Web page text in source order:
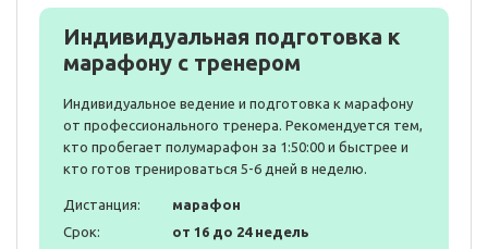
Индивидуальная подготовка к
марафону с тренером
Индивидуальное ведение и подготовка к марафону
от профессионального тренера. Рекомендуется тем,
кто пробегает полумарафон за 1:50:00 и быстрее и
кто готов тренироваться 5-6 дней в неделю.
Дистанция:
марафон
Срок:
от 16 до 24 недель